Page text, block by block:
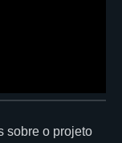
sobre o projeto